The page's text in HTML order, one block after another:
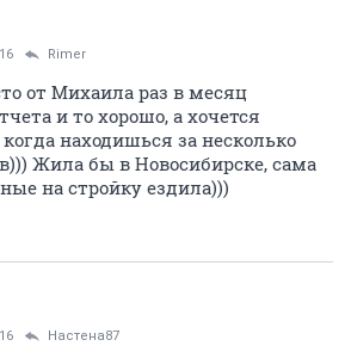
Rimer
от Михаила раз в месяц
и то хорошо, а хочется
находишься за несколько
Жила бы в Новосибирске, сама
на стройку ездила)))
Настена87